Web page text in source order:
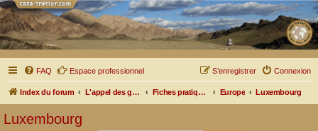
FAQ Espace professionnel Connexion
S’enregistrer
Index du forum L'appel des grands espaces Fiches pratiques par pays, pistes et bivouacs Europe Luxembourg
Luxembourg